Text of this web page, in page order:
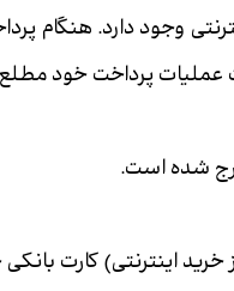
وجود دارد. هنگام
عملیات پرداخت خود
شده است.
خرید اینترنتی) کارت